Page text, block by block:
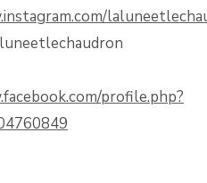
profile.php?